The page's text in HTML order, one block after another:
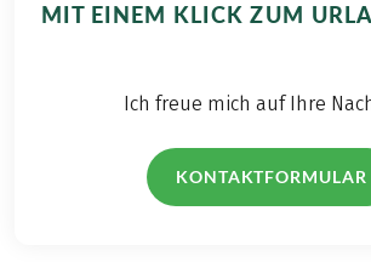
MIT EINEM KLICK ZUM
Ich freue mich auf Ihre
KONTAKTFORMULAR